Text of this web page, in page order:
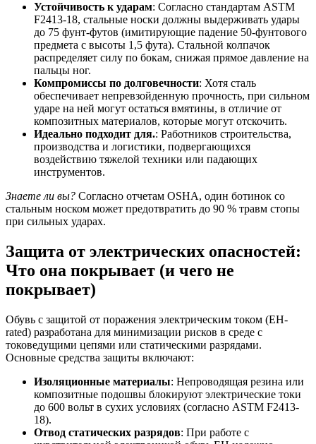
Устойчивость к ударам: Согласно стандартам ASTM
F2413-18, стальные носки должны выдерживать удары
до 75 фунт-футов (имитирующие падение 50-фунтового
предмета с высоты 1,5 фута). Стальной колпачок
распределяет силу по бокам, снижая прямое давление на
пальцы ног.
Компромиссы по долговечности: Хотя сталь
обеспечивает непревзойденную прочность, при сильном
ударе на ней могут остаться вмятины, в отличие от
композитных материалов, которые могут отскочить.
Идеально подходит для.: Работников строительства,
производства и логистики, подвергающихся
воздействию тяжелой техники или падающих
инструментов.
Знаете ли вы? Согласно отчетам OSHA, один ботинок со
стальным носком может предотвратить до 90 % травм стопы
при сильных ударах.
Защита от электрических опасностей:
Что она покрывает (и чего не
покрывает)
Обувь с защитой от поражения электрическим током (EH-
rated) разработана для минимизации рисков в среде с
токоведущими цепями или статическими разрядами.
Основные средства защиты включают:
Изоляционные материалы: Непроводящая резина или
композитные подошвы блокируют электрические токи
до 600 вольт в сухих условиях (согласно ASTM F2413-
18).
Отвод статических разрядов: При работе с